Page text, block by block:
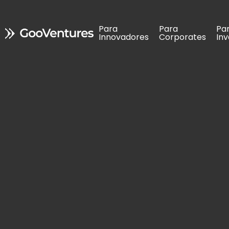
Para
Innovadores
Para
Corporates
Para
Innovadores
Para
Corporates